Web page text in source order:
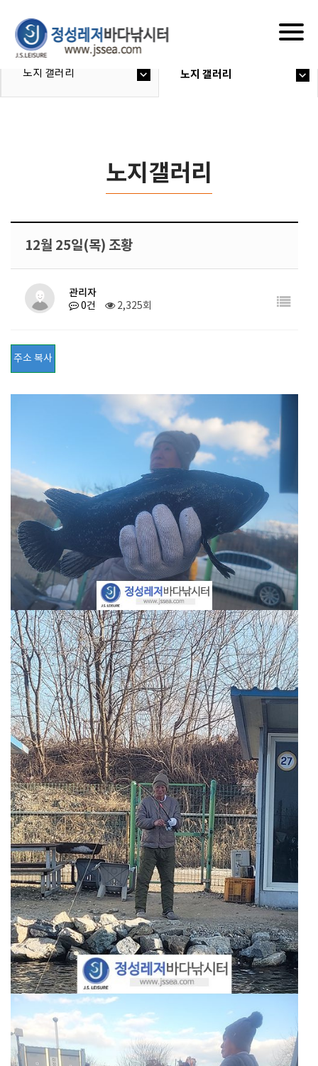
노지 갤러리 노지 갤러리
노지갤러리
12월 25일(목) 조황
관리자
0건 2,325회
주소 복사